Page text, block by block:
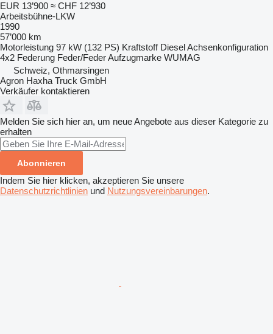
EUR 13’900 ≈ CHF 12’930
Arbeitsbühne-LKW
1990
57’000 km
Motorleistung 97 kW (132 PS) Kraftstoff DieselAchsenkonfiguration
4x2 Federung Feder/FederAufzugmarke WUMAG
Schweiz, Othmarsingen
Agron Haxha Truck GmbH
Verkäufer kontaktieren
Melden Sie sich hier an, um neue Angebote aus dieser Kategorie zu
erhalten
Abonnieren
Indem Sie hier klicken, akzeptieren Sie unsere
Datenschutzrichtlinien und Nutzungsvereinbarungen.